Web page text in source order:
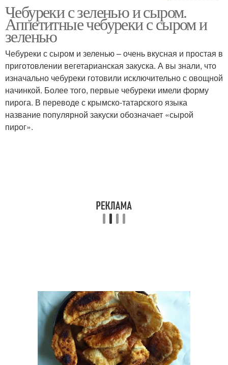
Чебуреки с адыгейским
сыром
Вкусные чебуреки
Оригинальные
чебуреки
Чебуреки с творогом
Чебуреки с фаршем
Чебуреки с зеленью и сыром.
Аппетитные чебуреки с сыром и
зеленью
Чебуреки с сыром и зеленью – очень вкусная и простая в
приготовлении вегетарианская закуска. А вы знали, что
изначально чебуреки готовили исключительно с овощной
начинкой. Более того, первые чебуреки имели форму
пирога. В переводе с крымско-татарского языка
название популярной закуски обозначает «сырой
пирог».